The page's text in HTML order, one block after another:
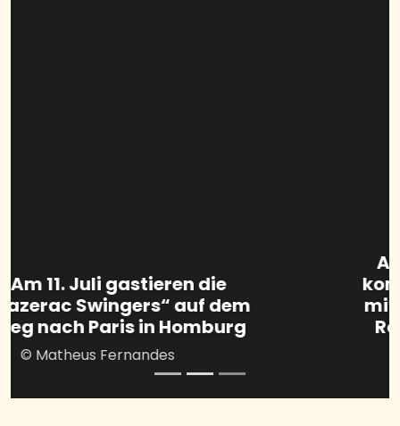
kommt „Hey Kölle“ mit einem
mitreißenden Mix aus Kölsch
Rock’n’Pop nach Homburg
© Hey Kölle